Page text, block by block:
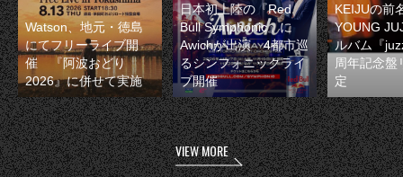
Watson、地元・徳島
にてフリーライブ開
催 『阿波おどり
2026』に併せて実施
日本初上陸の『Red
Bull Symphonic』に
Awichが出演 4都市巡
るシンフォニックライ
ブ開催
KEIJUの前
YOUNG
ルバム『
周年記念盤
定
VIEW MORE